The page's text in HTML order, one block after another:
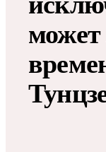
может